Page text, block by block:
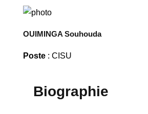
OUIMINGA Souhouda
Poste: CISU
Biographie